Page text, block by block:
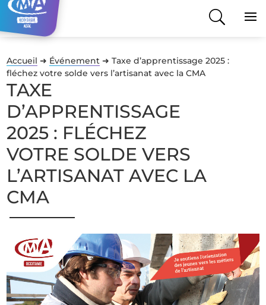
Accueil ➜ Événement ➜Taxe d’apprentissage 2025 :
fléchez votre solde vers l’artisanat avec la CMA
TAXE
D’APPRENTISSAGE
2025 : FLÉCHEZ
VOTRE SOLDE VERS
L’ARTISANAT AVEC LA
CMA